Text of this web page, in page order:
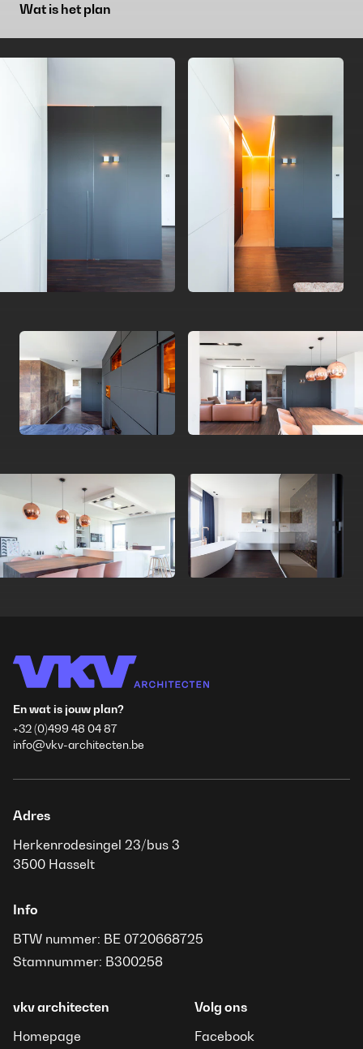
Wat is het plan
En wat is jouw plan?
+32 (0)499 48 04 87
info@vkv-architecten.be
Adres
Herkenrodesingel 23/bus 3
3500 Hasselt
Info
BTW nummer: BE 0720668725
Stamnummer: B300258
vkv architecten
Homepage
Volg ons
Facebook